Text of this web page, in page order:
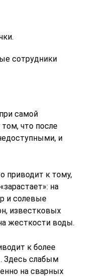
сотрудники
самой
что после
и
приводит к тому,
на
и солевые
известковых
жесткости воды.
к более
Здесь слабым
на сварных